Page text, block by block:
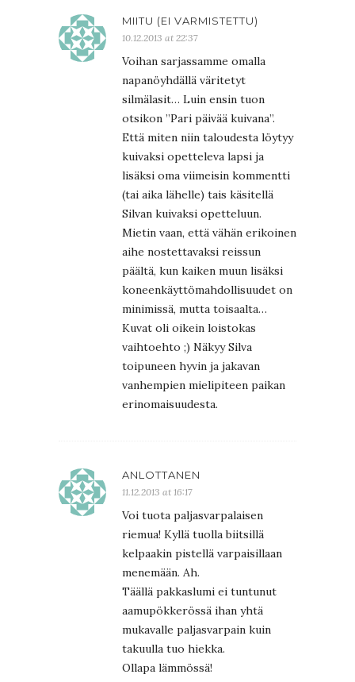
MIITU (EI VARMISTETTU)
10.12.2013 at 22:37
Voihan sarjassamme omalla
napanöyhdällä väritetyt
silmälasit… Luin ensin tuon
otsikon ”Pari päivää kuivana”.
Että miten niin taloudesta löytyy
kuivaksi opetteleva lapsi ja
lisäksi oma viimeisin kommentti
(tai aika lähelle) tais käsitellä
Silvan kuivaksi opetteluun.
Mietin vaan, että vähän erikoinen
aihe nostettavaksi reissun
päältä, kun kaiken muun lisäksi
koneenkäyttömahdollisuudet on
minimissä, mutta toisaalta…
Kuvat oli oikein loistokas
vaihtoehto ;) Näkyy Silva
toipuneen hyvin ja jakavan
vanhempien mielipiteen paikan
erinomaisuudesta.
ANLOTTANEN
11.12.2013 at 16:17
Voi tuota paljasvarpalaisen
riemua! Kyllä tuolla biitsillä
kelpaakin pistellä varpaisillaan
menemään. Ah.
Täällä pakkaslumi ei tuntunut
aamupökkerössä ihan yhtä
mukavalle paljasvarpain kuin
takuulla tuo hiekka.
Ollapa lämmössä!